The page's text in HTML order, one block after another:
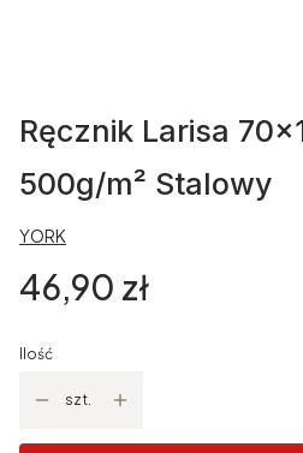
Ręcznik Larisa
500g/m² Stalowy
YORK
Cena
46,90 zł
Ilość
szt.